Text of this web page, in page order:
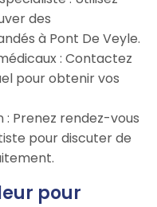
des
à Pont De Veyle.
: Contactez
pour obtenir vos
: Prenez rendez-vous
pour discuter de
pour